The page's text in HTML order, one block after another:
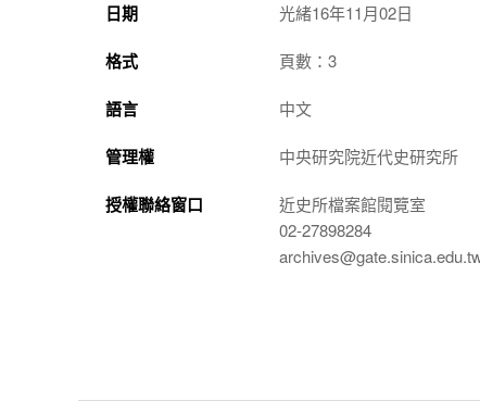
日期 光緒16年11月02日
格式 頁數：3
語言 中文
管理權 中央研究院近代史研究所
授權聯絡窗口
近史所檔案館閱覽室
02-27898284